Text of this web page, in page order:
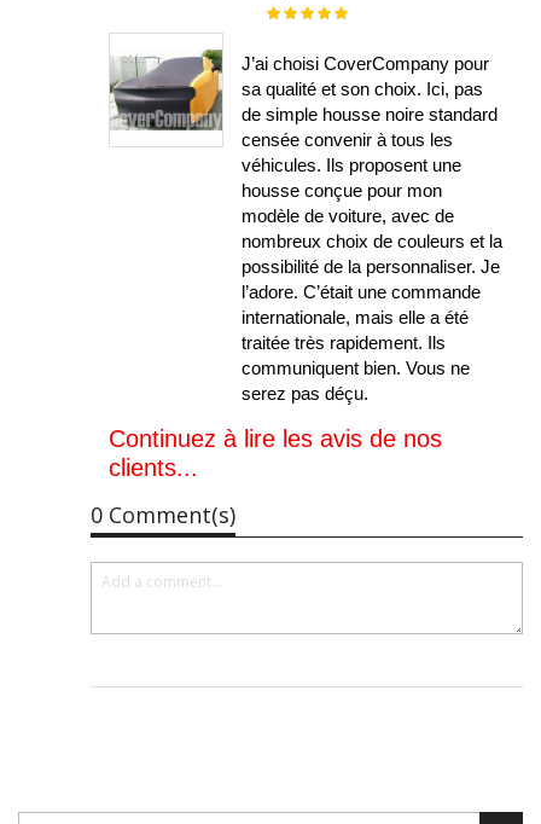
Évaluation :
J’ai choisi CoverCompany pour
sa qualité et son choix. Ici, pas
de simple housse noire standard
censée convenir à tous les
véhicules. Ils proposent une
housse conçue pour mon
modèle de voiture, avec de
nombreux choix de couleurs et la
possibilité de la personnaliser. Je
l’adore. C’était une commande
internationale, mais elle a été
traitée très rapidement. Ils
communiquent bien. Vous ne
serez pas déçu.
Continuez à lire les avis de nos
clients...
0 Comment(s)